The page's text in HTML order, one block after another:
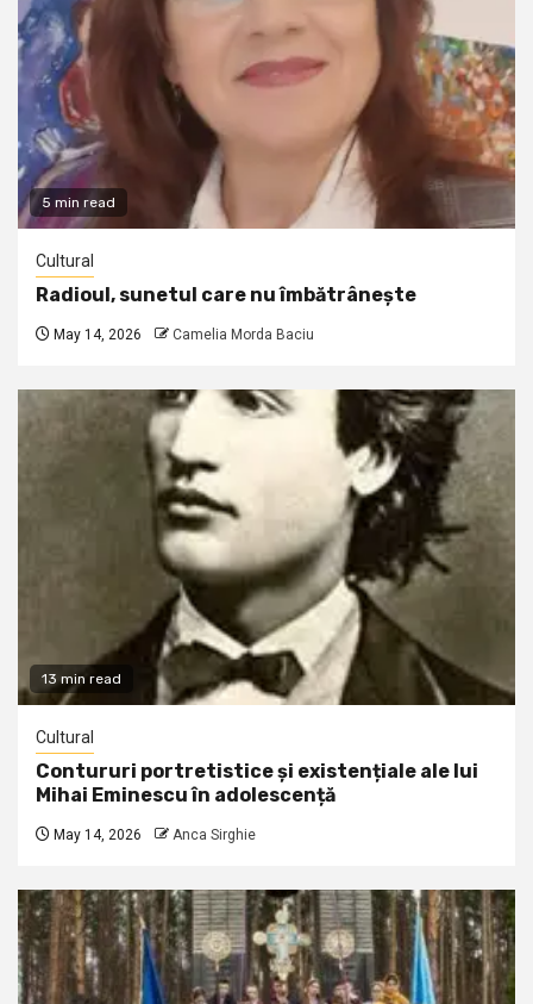
5 min read
Cultural
Radioul, sunetul care nu îmbătrânește
May 14, 2026 Camelia Morda Baciu
13 min read
Cultural
Contururi portretistice și existențiale ale lui
Mihai Eminescu în adolescență
May 14, 2026 Anca Sirghie